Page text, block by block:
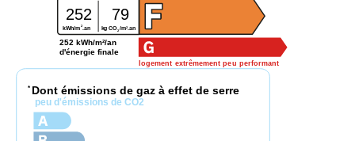
logement extrêmement peu performant
252 79
kWh/m 2 .an kg CO2/m2 .an
252 kWh/m²/an
d'énergie finale
* Dont émissions de gaz à effet de serre
peu d'émissions de CO2